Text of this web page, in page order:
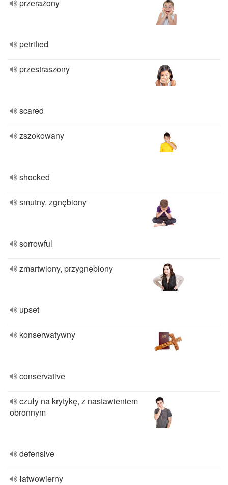
przerażony
petrified
przestraszony
scared
zszokowany
shocked
smutny, zgnębiony
sorrowful
zmartwiony, przygnębiony
upset
konserwatywny
conservative
czuły na krytykę, z nastawieniem
obronnym
defensive
łatwowierny